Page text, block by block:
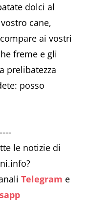
dolci al
cane,
ai vostri
freme e gli
prelibatezza
posso
le notizie di
Telegram e